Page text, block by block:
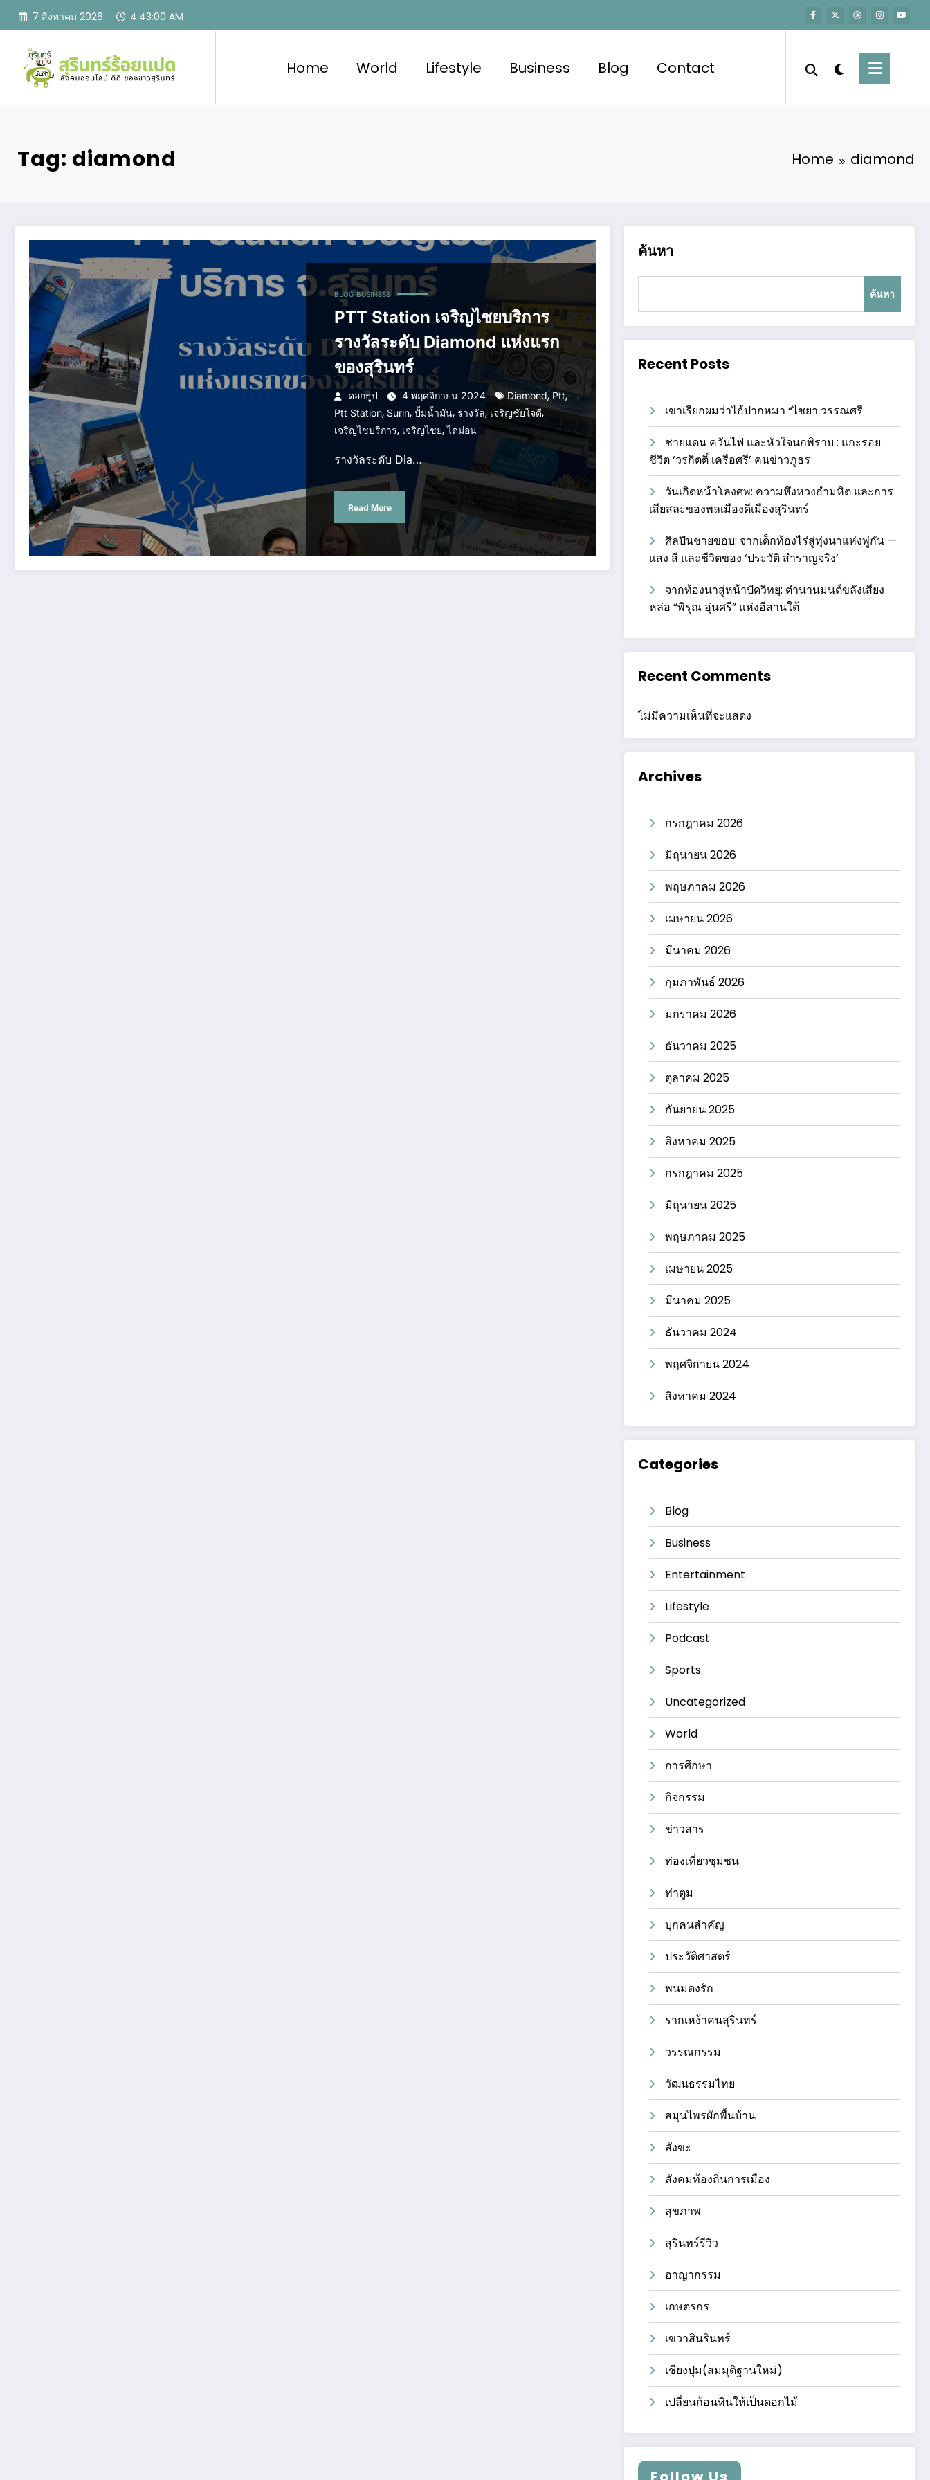
Skip
7 สิงหาคม 2026 4:43:01 AM
Home World Lifestyle Business Blog Contact
Tag: diamond Home diamond
BLOG BUSINESS
PTT Station เจริญไชยบริการ
รางวัลระดับ Diamond แห่งแรก
ของสุรินทร์
ดอกธูป 4 พฤศจิกายน 2024 Diamond, Ptt,
Ptt Station, Surin, ปั้มน้ำมัน, รางวัล, เจริญชัยใจดี,
เจริญไชบริการ, เจริญไชย,ไดม่อน
รางวัลระดับ Dia…
Read More
ค้นหา
ค้นหา
Recent Posts
เขาเรียกผมว่าไอ้ปากหมา “ไชยา วรรณศรี
ชายแดน ควันไฟ และหัวใจนกพิราบ : แกะรอย
ชีวิต ‘วรกิตติ์ เครือศรี’ คนข่าวภูธร
วันเกิดหน้าโลงศพ: ความหึงหวงอำมหิต และการ
เสียสละของพลเมืองดีเมืองสุรินทร์
ศิลปินชายขอบ: จากเด็กท้องไร่สู่ทุ่งนาแห่งพู่กัน —
แสง สี และชีวิตของ ‘ประวัติ สำราญจริง’
จากท้องนาสู่หน้าปัดวิทยุ: ตำนานมนต์ขลังเสียง
หล่อ “พิรุณ อุ่นศรี” แห่งอีสานใต้
Recent Comments
ไม่มีความเห็นที่จะแสดง
Archives
กรกฎาคม 2026
มิถุนายน 2026
พฤษภาคม 2026
เมษายน 2026
มีนาคม 2026
กุมภาพันธ์ 2026
มกราคม 2026
ธันวาคม 2025
ตุลาคม 2025
กันยายน 2025
สิงหาคม 2025
กรกฎาคม 2025
มิถุนายน 2025
พฤษภาคม 2025
เมษายน 2025
มีนาคม 2025
ธันวาคม 2024
พฤศจิกายน 2024
สิงหาคม 2024
Categories
Blog
Business
Entertainment
Lifestyle
Podcast
Sports
Uncategorized
World
การศึกษา
กิจกรรม
ข่าวสาร
ท่องเที่ยวชุมชน
ท่าตูม
บุกคนสำคัญ
ประวัติศาสตร์
พนมดงรัก
รากเหง้าคนสุรินทร์
วรรณกรรม
วัฒนธรรมไทย
สมุนไพรผักพื้นบ้าน
สังขะ
สังคมท้องถิ่นการเมือง
สุขภาพ
สุรินทร์รีวิว
อาญากรรม
เกษตรกร
เขวาสินรินทร์
เชียงปุม(สมมุติฐานใหม่)
เปลี่ยนก้อนหินให้เป็นดอกไม้